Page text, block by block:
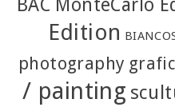
BAC MonteCarlo
Edition
photography
/ painting